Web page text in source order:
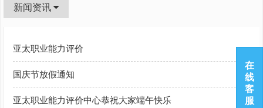
新闻资讯
亚太职业能力评价
国庆节放假通知
亚太职业能力评价中心恭祝大家端午快乐
在
线
客
服